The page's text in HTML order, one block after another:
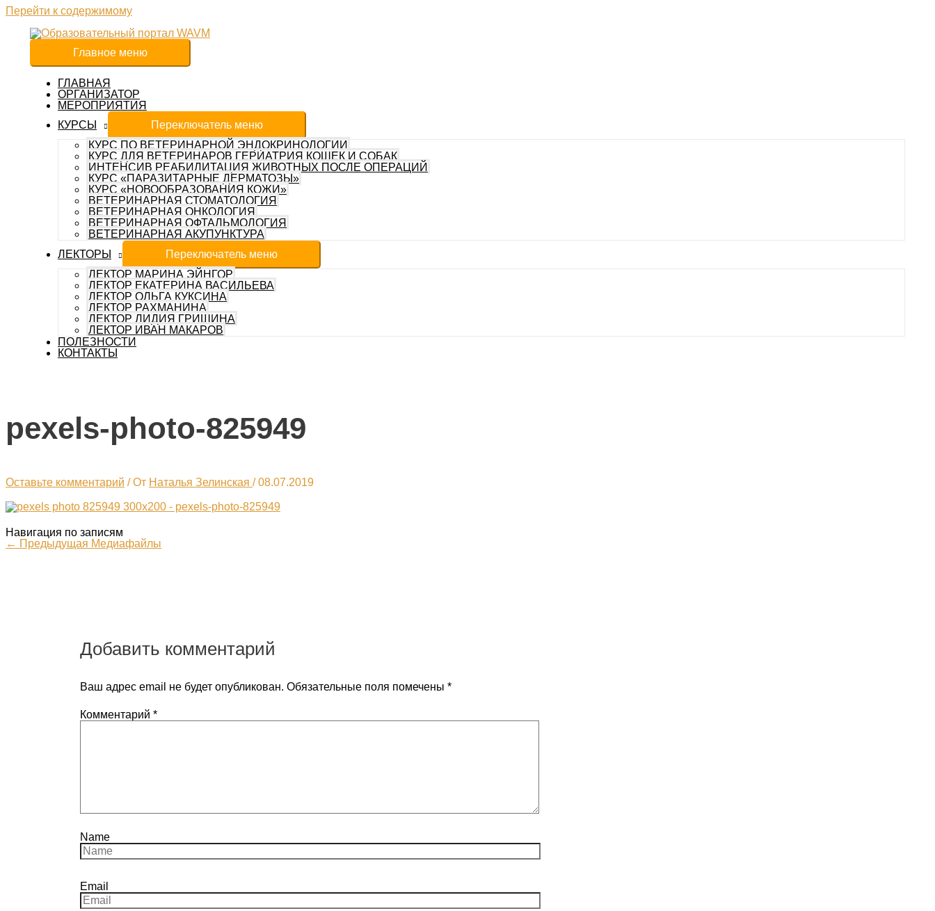
Перейти к содержимому
Главное меню
ГЛАВНАЯ
ОРГАНИЗАТОР
МЕРОПРИЯТИЯ
КУРСЫ
Переключатель меню
КУРС ПО ВЕТЕРИНАРНОЙ ЭНДОКРИНОЛОГИИ
КУРС ДЛЯ ВЕТЕРИНАРОВ ГЕРИАТРИЯ КОШЕК И СОБАК
ИНТЕНСИВ РЕАБИЛИТАЦИЯ ЖИВОТНЫХ ПОСЛЕ ОПЕРАЦИЙ
КУРС «ПАРАЗИТАРНЫЕ ДЕРМАТОЗЫ»
КУРС «НОВООБРАЗОВАНИЯ КОЖИ»
ВЕТЕРИНАРНАЯ СТОМАТОЛОГИЯ
ВЕТЕРИНАРНАЯ ОНКОЛОГИЯ
ВЕТЕРИНАРНАЯ ОФТАЛЬМОЛОГИЯ
ВЕТЕРИНАРНАЯ АКУПУНКТУРА
ЛЕКТОРЫ
Переключатель меню
ЛЕКТОР МАРИНА ЭЙНГОР
ЛЕКТОР ЕКАТЕРИНА ВАСИЛЬЕВА
ЛЕКТОР ОЛЬГА КУКСИНА
ЛЕКТОР РАХМАНИНА
ЛЕКТОР ЛИДИЯ ГРИШИНА
ЛЕКТОР ИВАН МАКАРОВ
ПОЛЕЗНОСТИ
КОНТАКТЫ
pexels-photo-825949
Оставьте комментарий / От Наталья Зелинская /08.07.2019
Навигация по записям
← Предыдущая Медиафайлы
Добавить комментарий
Ваш адрес email не будет опубликован. Обязательные поля помечены *
Комментарий *
Name
Email